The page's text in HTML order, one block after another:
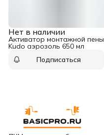
Нет в наличии
Активатор монтажной пены
Kudo аэрозоль 650 мл
Подписаться